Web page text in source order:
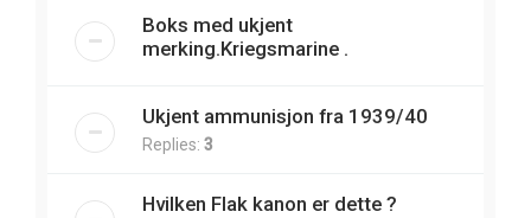
Boks med ukjent
merking.Kriegsmarine .
Ukjent ammunisjon fra 1939/40
Replies: 3
Hvilken Flak kanon er dette ?